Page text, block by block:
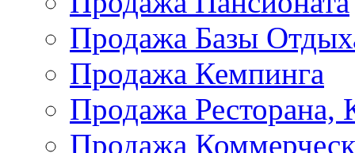
Продажа Базы
Продажа Кемпинга
Продажа Ресторана,
Продажа